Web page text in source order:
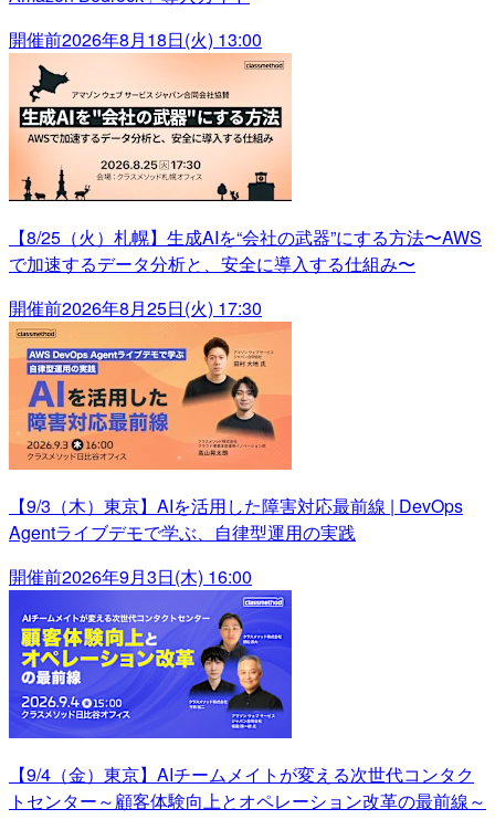
開催前2026年8月18日(火) 13:00
【8/25（火）札幌】生成AIを“会社の武器”にする方法〜AWS
で加速するデータ分析と、安全に導入する仕組み〜
開催前2026年8月25日(火) 17:30
【9/3（木）東京】AIを活用した障害対応最前線 | DevOps
Agentライブデモで学ぶ、自律型運用の実践
開催前2026年9月3日(木) 16:00
【9/4（金）東京】AIチームメイトが変える次世代コンタク
トセンター～顧客体験向上とオペレーション改革の最前線～